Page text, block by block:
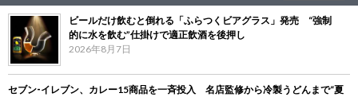
ビールだけ飲むと倒れる「ふらつくビアグラス」発売 “強制
的に水を飲む”仕掛けで適正飲酒を後押し
2026年8月7日
セブン‐イレブン、カレー15商品を一斉投入 名店監修から冷製うどんまで“夏